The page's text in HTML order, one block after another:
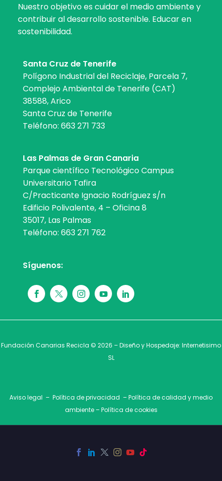
Nuestro objetivo es cuidar el medio ambiente y
contribuir al desarrollo sostenible. Educar en
sostenibilidad.
Santa Cruz de Tenerife
Polígono Industrial del Reciclaje, Parcela 7,
Complejo Ambiental de Tenerife (CAT)
38588, Arico
Santa Cruz de Tenerife
Teléfono: 663 271 733
Las Palmas de Gran Canaria
Parque científico Tecnológico Campus
Universitario Tafira
C/Practicante Ignacio Rodríguez s/n
Edificio Polivalente, 4 – Oficina 8
35017, Las Palmas
Teléfono: 663 271 762
Síguenos:
Fundación Canarias Recicla © 2026 – Diseño y Hospedaje: Internetisimo
SL
Aviso legal – Política de privacidad –Política de calidad y medio
ambiente–Política de cookies